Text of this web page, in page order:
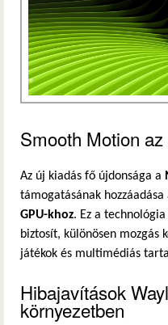
Smooth Motion
Az új kiadás fő újdonsága a
támogatásának hozzáadása
GPU-khoz. Ez a
biztosít, különösen mozgás
játékok és multimédiás
Hibajavítások
környezetben